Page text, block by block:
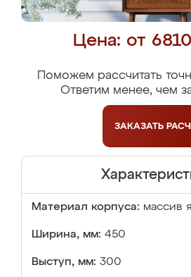
Цена: от
Поможем рассчитать
Ответим менее, чем
ЗАКАЗАТЬ
Материал корпуса: массив
Ширина, мм: 450
Выступ, мм: 300